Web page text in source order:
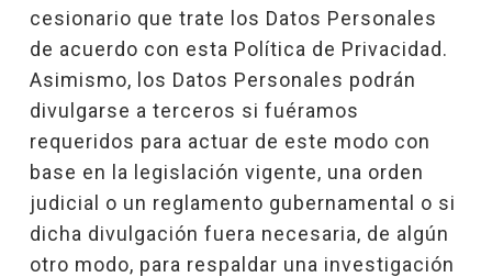
cesionario que trate los Datos Personales
de acuerdo con esta Política de Privacidad.
Asimismo, los Datos Personales podrán
divulgarse a terceros si fuéramos
requeridos para actuar de este modo con
base en la legislación vigente, una orden
judicial o un reglamento gubernamental o si
dicha divulgación fuera necesaria, de algún
otro modo, para respaldar una investigación